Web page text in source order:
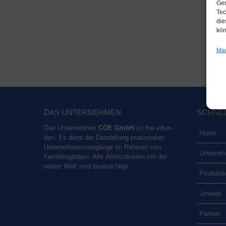
DAS UNTER­NEH­MEN
Das Unter­neh­men COE GmbH ist frei erfun­
den. Es dient der Dar­stel­lung pra­xis­na­her
Unter­neh­mens­vor­gän­ge im Rah­men von
Fern­lehr­gän­gen. Alle Ähn­lich­kei­ten mit der
rea­len Welt sind beabsichtigt.
Home
Pro­duk­te
Umwelt
Part­ner